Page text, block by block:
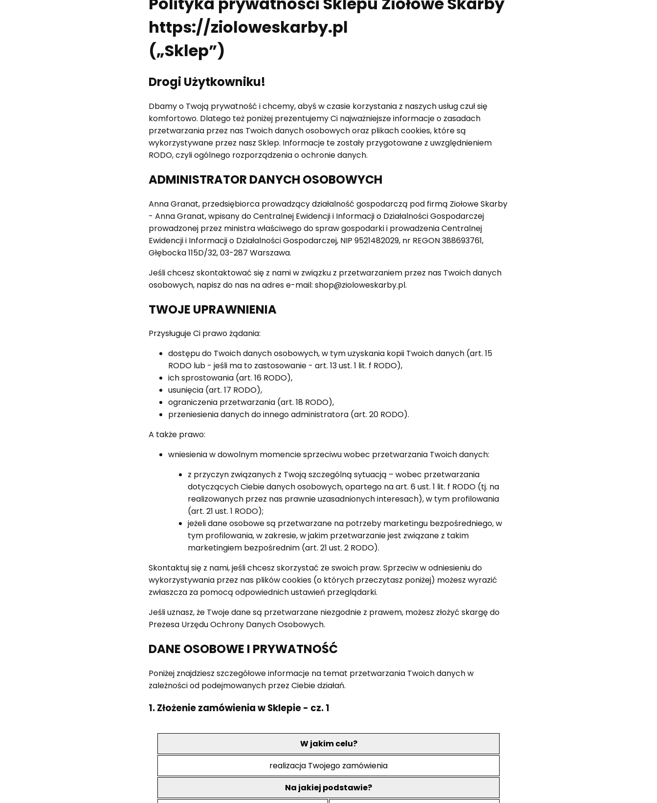
https://zioloweskarby.pl
(„Sklep”)
Drogi Użytkowniku!
Dbamy o Twoją prywatność i chcemy, abyś w czasie korzystania z naszych usług czuł się
komfortowo. Dlatego też poniżej prezentujemy Ci najważniejsze informacje o zasadach
przetwarzania przez nas Twoich danych osobowych oraz plikach cookies, które są
wykorzystywane przez nasz Sklep. Informacje te zostały przygotowane z uwzględnieniem
RODO, czyli ogólnego rozporządzenia o ochronie danych.
ADMINISTRATOR DANYCH OSOBOWYCH
Anna Granat, przedsiębiorca prowadzący działalność gospodarczą pod firmą Ziołowe Skarby
- Anna Granat, wpisany do Centralnej Ewidencji i Informacji o Działalności Gospodarczej
prowadzonej przez ministra właściwego do spraw gospodarki i prowadzenia Centralnej
Ewidencji i Informacji o Działalności Gospodarczej, NIP 9521482029, nr REGON 388693761,
Głębocka 115D/32, 03-287 Warszawa.
Jeśli chcesz skontaktować się z nami w związku z przetwarzaniem przez nas Twoich danych
osobowych, napisz do nas na adres e-mail: shop@zioloweskarby.pl.
TWOJE UPRAWNIENIA
Przysługuje Ci prawo żądania:
dostępu do Twoich danych osobowych, w tym uzyskania kopii Twoich danych (art. 15
RODO lub - jeśli ma to zastosowanie - art. 13 ust. 1 lit. f RODO),
ich sprostowania (art. 16 RODO),
usunięcia (art. 17 RODO),
ograniczenia przetwarzania (art. 18 RODO),
przeniesienia danych do innego administratora (art. 20 RODO).
A także prawo:
wniesienia w dowolnym momencie sprzeciwu wobec przetwarzania Twoich danych:
z przyczyn związanych z Twoją szczególną sytuacją – wobec przetwarzania
dotyczących Ciebie danych osobowych, opartego na art. 6 ust. 1 lit. f RODO (tj. na
realizowanych przez nas prawnie uzasadnionych interesach), w tym profilowania
(art. 21 ust. 1 RODO);
jeżeli dane osobowe są przetwarzane na potrzeby marketingu bezpośredniego, w
tym profilowania, w zakresie, w jakim przetwarzanie jest związane z takim
marketingiem bezpośrednim (art. 21 ust. 2 RODO).
Skontaktuj się z nami, jeśli chcesz skorzystać ze swoich praw. Sprzeciw w odniesieniu do
wykorzystywania przez nas plików cookies (o których przeczytasz poniżej) możesz wyrazić
zwłaszcza za pomocą odpowiednich ustawień przeglądarki.
Jeśli uznasz, że Twoje dane są przetwarzane niezgodnie z prawem, możesz złożyć skargę do
Prezesa Urzędu Ochrony Danych Osobowych.
DANE OSOBOWE I PRYWATNOŚĆ
Poniżej znajdziesz szczegółowe informacje na temat przetwarzania Twoich danych w
zależności od podejmowanych przez Ciebie działań.
1. Złożenie zamówienia w Sklepie - cz. 1
W jakim celu?
realizacja Twojego zamówienia
Na jakiej podstawie?